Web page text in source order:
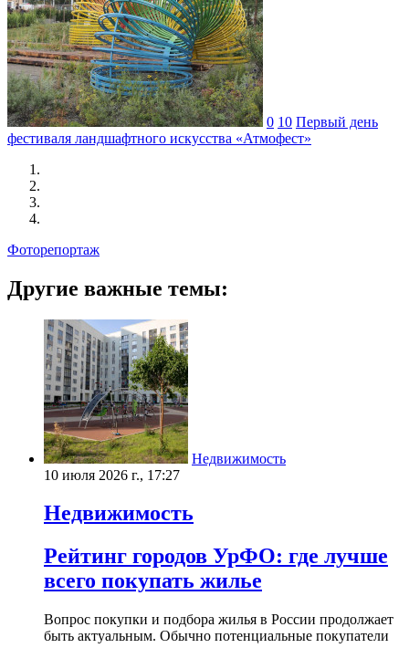
0 10 Первый день
фестиваля ландшафтного искусства «Атмофест»
Фоторепортаж
Другие важные темы:
Недвижимость
10 июля 2026 г., 17:27
Недвижимость
Рейтинг городов УрФО: где лучше
всего покупать жилье
Вопрос покупки и подбора жилья в России продолжает
быть актуальным. Обычно потенциальные покупатели